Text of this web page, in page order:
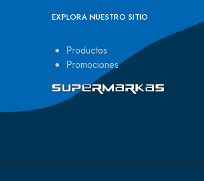
EXPLORA NUESTRO SITIO
Productos
Promociones